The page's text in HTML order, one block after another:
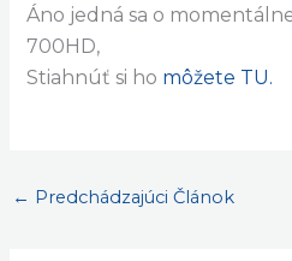
Áno jedná sa o
700HD,
Stiahnúť si ho môžete TU.
← Predchádzajúci Článok